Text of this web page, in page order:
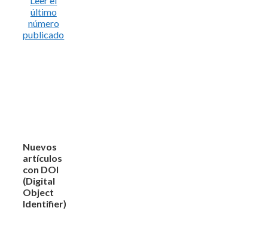
último
número
publicado
Nuevos
artículos
con DOI
(Digital
Object
Identifier)